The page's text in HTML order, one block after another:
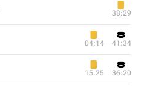
38:29
04:14 41:34
15:25 36:20